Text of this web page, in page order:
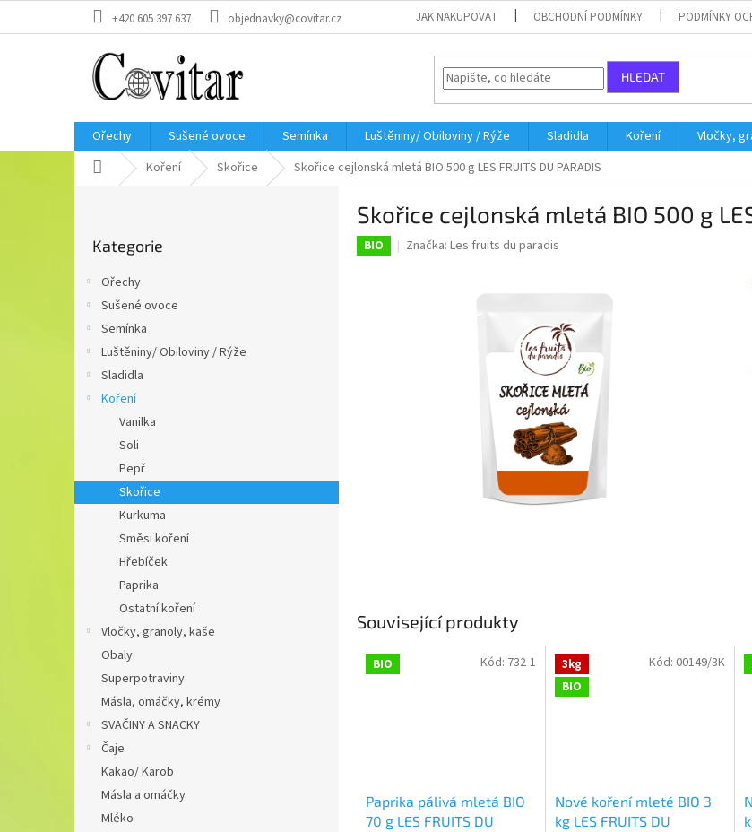
+420 605 397 637 objednavky@covitar.cz JAK NAKUPOVAT OBCHODNÍ PODMÍNKY PODMÍNKY
HLEDAT
Ořechy Sušené ovoce Semínka Luštěniny/ Obiloviny / Rýže Sladidla Koření Vločky,
Domů Koření Skořice Skořice cejlonská mletá BIO 500 g LES FRUITS DU PARADIS
kategorie
Kategorie
Ořechy
Sušené ovoce
Semínka
Luštěniny/ Obiloviny / Rýže
Sladidla
Koření
Vanilka
Soli
Pepř
Skořice
Kurkuma
Směsi koření
Hřebíček
Paprika
Ostatní koření
Vločky, granoly, kaše
Obaly
Superpotraviny
Másla, omáčky, krémy
SVAČINY A SNACKY
Čaje
Kakao/ Karob
Másla a omáčky
Mléko
Skořice cejlonská mletá BIO 500 g
BIO Značka: Les fruits du paradis
Související produkty
BIO
Paprika pálivá mletá BIO
70 g LES FRUITS DU
Kód: 732-1
3kg
BIO
Nové koření mleté BIO 3
kg LES FRUITS DU
Kód: 00149/3K